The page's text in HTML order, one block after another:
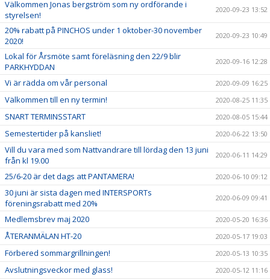
Välkommen Jonas bergström som ny ordförande i
styrelsen!
2020-09-23 13:52
20% rabatt på PINCHOS under 1 oktober-30 november
2020!
2020-09-23 10:49
Lokal för Årsmöte samt föreläsning den 22/9 blir
PARKHYDDAN
2020-09-16 12:28
Vi är rädda om vår personal 2020-09-09 16:25
Välkommen till en ny termin! 2020-08-25 11:35
SNART TERMINSSTART 2020-08-05 15:44
Semestertider på kansliet! 2020-06-22 13:50
Vill du vara med som Nattvandrare till lördag den 13 juni
från kl 19.00
2020-06-11 14:29
25/6-20 är det dags att PANTAMERA! 2020-06-10 09:12
30 juni är sista dagen med INTERSPORTs
föreningsrabatt med 20%
2020-06-09 09:41
Medlemsbrev maj 2020 2020-05-20 16:36
ÅTERANMÄLAN HT-20 2020-05-17 19:03
Förbered sommargrillningen! 2020-05-13 10:35
Avslutningsveckor med glass! 2020-05-12 11:16